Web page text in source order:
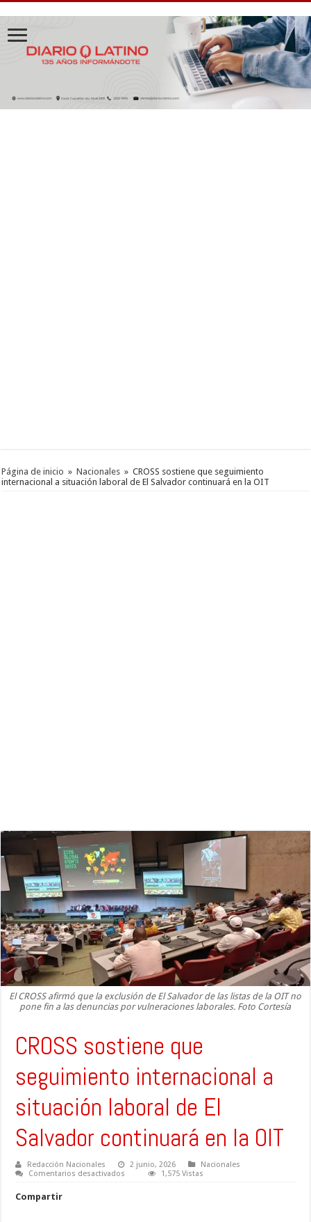
Página de inicio » Nacionales » CROSS sostiene que seguimiento
internacional a situación laboral de El Salvador continuará en la OIT
El CROSS afirmó que la exclusión de El Salvador de las listas de la OIT no
pone fin a las denuncias por vulneraciones laborales. Foto Cortesía
CROSS sostiene que
seguimiento internacional a
situación laboral de El
Salvador continuará en la OIT
Redacción Nacionales 2 junio, 2026
Nacionales
Comentarios desactivados
1,575 Vistas
Compartir